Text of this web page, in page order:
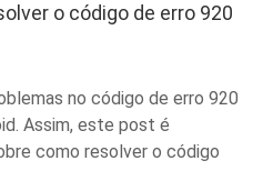
o código de erro 920
no código de erro 920
Assim, este post é
como resolver o código